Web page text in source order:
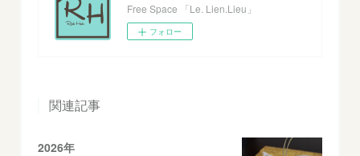
Free Space 「Le. Lien.Lieu」
フォロー
関連記事
2026年